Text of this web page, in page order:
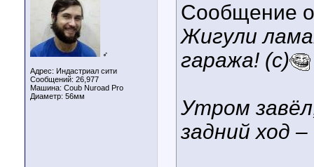
♂
Адрес: Индастриал сити
Сообщений: 26,977
Машина: Coub Nuroad Pro
Диаметр: 56мм
Сообщение
Жигули
гаража! (с)
Утром
задний ход